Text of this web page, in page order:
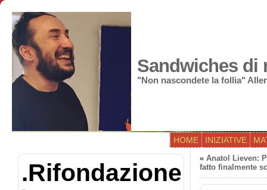
Sandwiches di
"Non nascondete la follia"
HOME INIZIATIVE
.Rifondazione
« Anatol Lieven:
fatto finalmente